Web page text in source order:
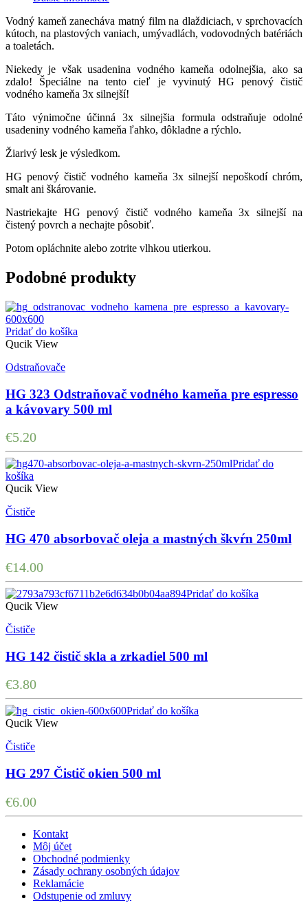
Vodný kameň zanecháva matný film na dlaždiciach, v sprchovacích
kútoch, na plastových vaniach, umývadlách, vodovodných batériách
a toaletách.
Niekedy je však usadenina vodného kameňa odolnejšia, ako sa
zdalo! Špeciálne na tento cieľ je vyvinutý HG penový čistič
vodného kameňa 3x silnejší!
Táto výnimočne účinná 3x silnejšia formula odstraňuje odolné
usadeniny vodného kameňa ľahko, dôkladne a rýchlo.
Žiarivý lesk je výsledkom.
HG penový čistič vodného kameňa 3x silnejší nepoškodí chróm,
smalt ani škárovanie.
Nastriekajte HG penový čistič vodného kameňa 3x silnejší na
čistený povrch a nechajte pôsobiť.
Potom opláchnite alebo zotrite vlhkou utierkou.
Podobné produkty
Pridať do košíka
Qucik View
Odstraňovače
HG 323 Odstraňovač vodného kameňa pre espresso
a kávovary 500 ml
€5.20
Pridať do
košíka
Qucik View
Čističe
HG 470 absorbovač oleja a mastných škvŕn 250ml
€14.00
Pridať do košíka
Qucik View
Čističe
HG 142 čistič skla a zrkadiel 500 ml
€3.80
Pridať do košíka
Qucik View
Čističe
HG 297 Čistič okien 500 ml
€6.00
Kontakt
Môj účet
Obchodné podmienky
Zásady ochrany osobných údajov
Reklamácie
Odstupenie od zmluvy